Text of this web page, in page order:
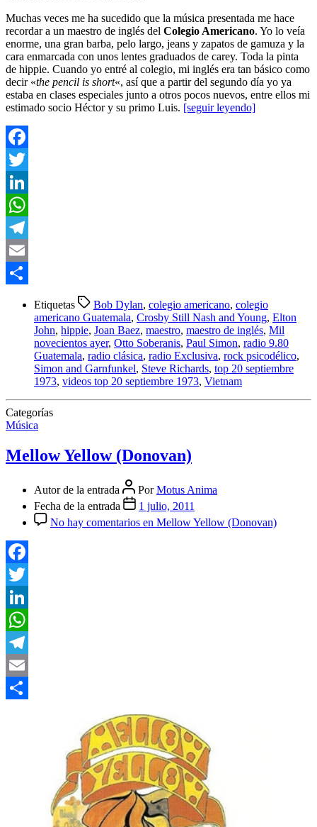
Muchas veces me ha sucedido que la música presentada me hace
recordar a un maestro de inglés del Colegio Americano. Yo lo veía
enorme, una gran barba, pelo largo, jeans y zapatos de gamuza y la
cara enmarcada con unos lentes graduados de carey. Toda la pinta
de hippie. Cuando yo entré al colegio, mi inglés era tan básico como
decir «the pencil is short«, así que a partir del segundo día yo ya
estaba en clases especiales junto a otros pocos nuevos, entre ellos mi
estimado socio Héctor y su primo Luis. [seguir leyendo]
Facebook
Twitter
LinkedIn
WhatsApp
Telegram
Email
Etiquetas Bob Dylan, colegio americano, colegio
americano Guatemala, Crosby Still Nash and Young, Elton
John, hippie, Joan Baez, maestro, maestro de inglés, Mil
novecientos ayer, Otto Soberanis, Paul Simon, radio 9.80
Guatemala, radio clásica, radio Exclusiva, rock psicodélico,
Simon and Garnfunkel, Steve Richards, top 20 septiembre
1973, videos top 20 septiembre 1973, Vietnam
Categorías
Música
Mellow Yellow (Donovan)
Autor de la entrada PorMotus Anima
Fecha de la entrada
1 julio, 2011
No hay comentarios en Mellow Yellow (Donovan)
Facebook
Twitter
LinkedIn
WhatsApp
Telegram
Email